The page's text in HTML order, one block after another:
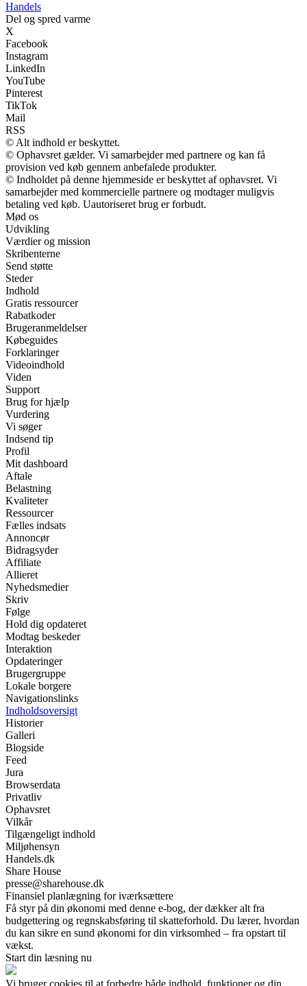
Handels
Del og spred varme
X
Facebook
Instagram
LinkedIn
YouTube
Pinterest
TikTok
Mail
RSS
© Alt indhold er beskyttet.
© Ophavsret gælder. Vi samarbejder med partnere og kan få
provision ved køb gennem anbefalede produkter.
© Indholdet på denne hjemmeside er beskyttet af ophavsret. Vi
samarbejder med kommercielle partnere og modtager muligvis
betaling ved køb. Uautoriseret brug er forbudt.
Mød os
Udvikling
Værdier og mission
Skribenterne
Send støtte
Steder
Indhold
Gratis ressourcer
Rabatkoder
Brugeranmeldelser
Købeguides
Forklaringer
Videoindhold
Viden
Support
Brug for hjælp
Vurdering
Vi søger
Indsend tip
Profil
Mit dashboard
Aftale
Belastning
Kvaliteter
Ressourcer
Fælles indsats
Annoncør
Bidragsyder
Affiliate
Allieret
Nyhedsmedier
Skriv
Følge
Hold dig opdateret
Modtag beskeder
Interaktion
Opdateringer
Brugergruppe
Lokale borgere
Navigationslinks
Indholdsoversigt
Historier
Galleri
Blogside
Feed
Jura
Browserdata
Privatliv
Ophavsret
Vilkår
Tilgængeligt indhold
Miljøhensyn
Handels.dk
Share House
presse@sharehouse.dk
Finansiel planlægning for iværksættere
Få styr på din økonomi med denne e-bog, der dækker alt fra
budgettering og regnskabsføring til skatteforhold. Du lærer, hvordan
du kan sikre en sund økonomi for din virksomhed – fra opstart til
vækst.
Start din læsning nu